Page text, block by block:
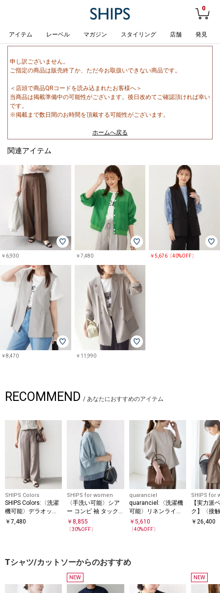
0
アイテム レーベル マガジン スタイリング 店舗 発見
申し訳ございません。
ご指定の商品は販売終了か、ただ今お取扱いできない商品です。
＜店頭で商品QRコードを読み込まれたお客様へ＞
当商品は掲載準備中の可能性がございます。後日改めてご確認頂ければ幸い
です。
※掲載まで数日間のお時間を頂戴する可能性がございます。
ホームへ戻る
関連アイテム
￥6,930 ￥7,480 ￥5,676〔40%OFF〕
￥8,470 ￥11,990
RECOMMEND / あなたにおすすめのアイテム
SHIPS Colors
SHIPS Colors:〈洗濯
機可能〉デラオック
ス ベイカー イージー
￥ 7,480
SHIPS for women
〈手洗い可能〉シア
ー コンビ 袖 タック
デザイン プルオーバ
ー
￥8,855
〔30%OFF〕
quaranciel
quaranciel:〈洗濯機
可能〉リネンライク
パフスリーブ クルー
ネック ブラウス
￥ 5,610
〔40%OFF〕
SHIPS for
【実力派
ク】〈接
カット/吸
￥26,400
Tシャツ/カットソーからのおすすめ
NEW NEW